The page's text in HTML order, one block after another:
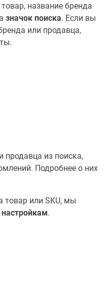
название бренда
значок поиска. Если вы
или продавца,
продавца из поиска,
Подробнее о них
товар или SKU, мы
настройкам.